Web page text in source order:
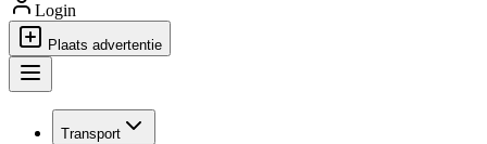
Login
Plaats advertentie
Transport